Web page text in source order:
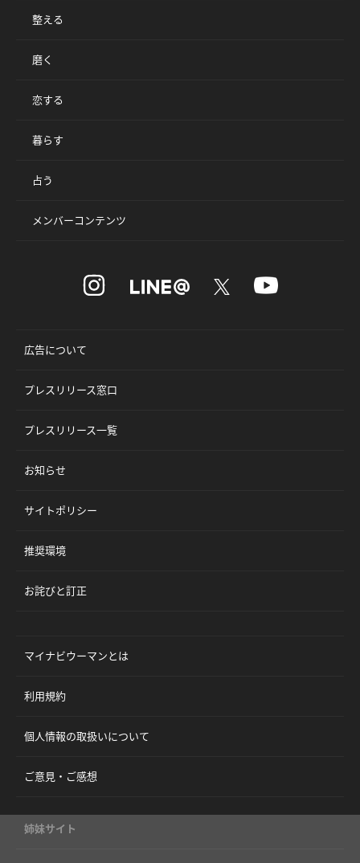
整える
磨く
恋する
暮らす
占う
メンバーコンテンツ
広告について
プレスリリース窓口
プレスリリース一覧
お知らせ
サイトポリシー
推奨環境
お詫びと訂正
マイナビウーマンとは
利用規約
個人情報の取扱いについて
ご意見・ご感想
姉妹サイト